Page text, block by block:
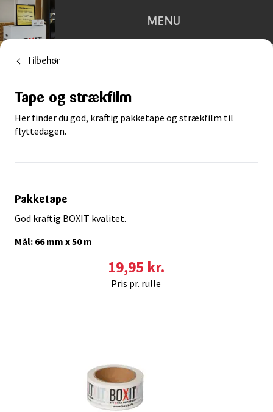
Tilbehør
Tape og strækfilm
Her finder du god, kraftig pakketape og strækfilm til
flyttedagen.
Pakketape
God kraftig BOXIT kvalitet.
Mål: 66 mm x 50 m
19,95 kr.
Pris pr. rulle
MENU
Container
Flytning
Kontorhotel
Tilbehør